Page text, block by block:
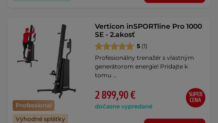
Professional
Výhodné splátky
Verticon inSPORTline Pro 1000
SE - 2.akosť
5 (1)
Profesionálny trenažér s vlastným
generátorom energie! Pridajte k
tomu …
2 899,90 €
dočasne vypredané
SUPER
CENA